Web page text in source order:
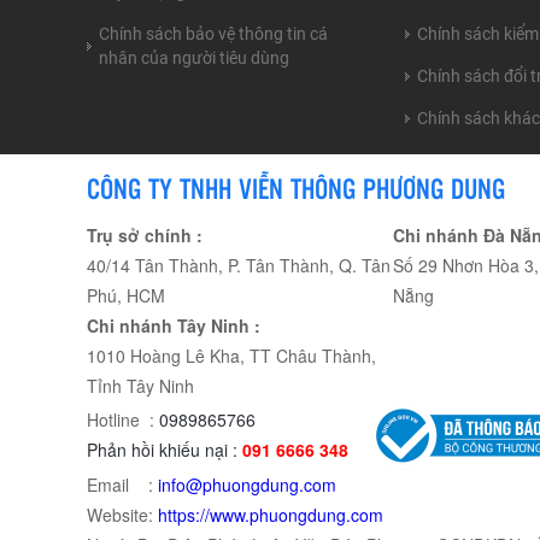
Chính sách bảo vệ thông tin cá
nhân của người tiêu dùng
Chính sách
Chính sách đổi
Chính sách
CÔNG TY TNHH VIỄN THÔNG PHƯƠNG DUNG
Trụ sở chính :
40/14 Tân Thành, P. Tân Thành, Q. Tân
Phú, HCM
Chi nhánh Đà
Số 29 Nhơn Hòa
Nẵng
Chi nhánh Tây Ninh :
1010 Hoàng Lê Kha, TT Châu Thành,
Tỉnh Tây Ninh
Hotline : 0989865766
Phản hồi khiếu nại : 091 6666 348
Email : info@phuongdung.com
Website: https://www.phuongdung.com